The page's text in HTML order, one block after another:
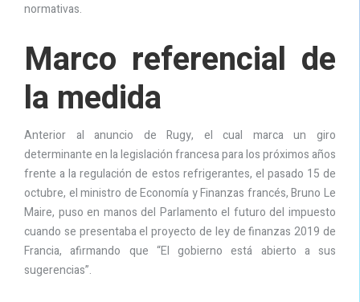
normativas.
Marco referencial de
la medida
Anterior al anuncio de Rugy, el cual marca un giro
determinante en la legislación francesa para los próximos años
frente a la regulación de estos refrigerantes, el pasado 15 de
octubre, el ministro de Economía y Finanzas francés, Bruno Le
Maire, puso en manos del Parlamento el futuro del impuesto
cuando se presentaba el proyecto de ley de finanzas 2019 de
Francia, afirmando que “El gobierno está abierto a sus
sugerencias”.